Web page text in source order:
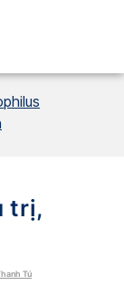
trị,
Tú